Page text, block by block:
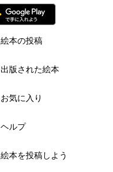
絵本の投稿
出版された絵本
お気に入り
ヘルプ
絵本を投稿しよう